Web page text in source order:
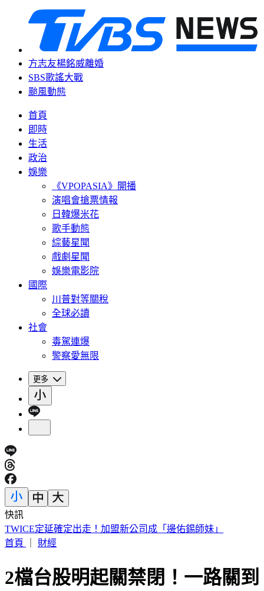
方志友楊銘威離婚
SBS歌謠大戰
颱風動態
首頁
即時
生活
政治
娛樂
《VPOPASIA》開播
演唱會搶票情報
日韓爆米花
歌手動態
綜藝星聞
戲劇星聞
娛樂電影院
國際
川普對等關稅
全球必讀
社會
毒駕連爆
警察愛無限
更多
快訊
快訊／蔣市府人事異動！發言人李政軒請辭
首頁
財經
2檔台股明起關禁閉！一路關到